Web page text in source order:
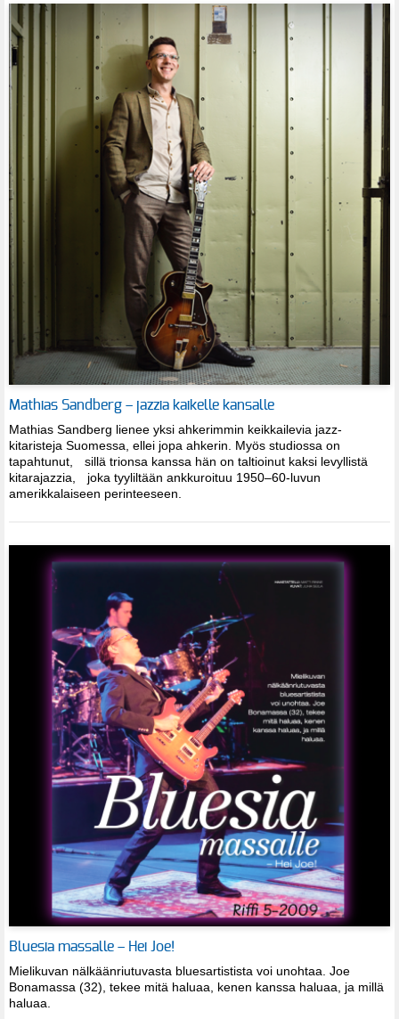
Mathias Sandberg – jazzia kaikelle kansalle
Mathias Sandberg lienee yksi ahkerimmin keikkailevia jazz-
kitaristeja Suomessa, ellei jopa ahkerin. Myös studiossa on
tapahtunut, sillä trionsa kanssa hän on taltioinut kaksi levyllistä
kitarajazzia, joka tyyliltään ankkuroituu 1950–60-luvun
amerikkalaiseen perinteeseen.
Bluesia massalle – Hei Joe!
Mielikuvan nälkäänriutuvasta bluesartistista voi unohtaa. Joe
Bonamassa (32), tekee mitä haluaa, kenen kanssa haluaa, ja millä
haluaa.